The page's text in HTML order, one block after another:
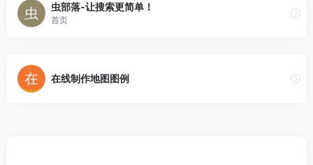
虫部落-让搜索更简单！
首页
在线制作地图图例